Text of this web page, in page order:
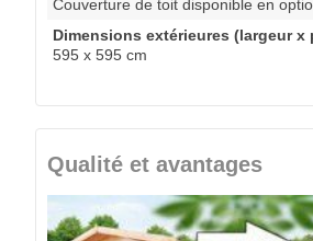
Couverture de toit disponible en
Dimensions extérieures (largeur x
595 x 595 cm
Qualité et avantages